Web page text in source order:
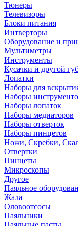
Тюнеры
Телевизоры
Блоки питания
Интверторы
Оборудование и
Мультиметры
Инструменты
Кусачки и другой
Лопатки
Наборы для
Наборы
Наборы лопаток
Наборы медиаторов
Наборы отверток
Наборы пинцетов
Ножи, Скребки,
Отвертки
Пинцеты
Микроскопы
Другое
Паяльное
Жала
Оловоотсосы
Паяльники